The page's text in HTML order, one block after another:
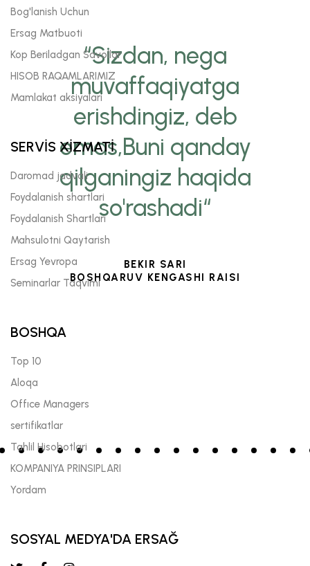
“Sizdan, nega
muvaffaqiyatga
erishdingiz, deb
emas,Buni qanday
qilganingiz haqida
so'rashadi“
BEKIR SARI
BOSHQARUV KENGASHI RAISI
Bog'lanish Uchun
Ersag Matbuoti
Kop Beriladgan Savollar
HISOB RAQAMLARIMIZ
Mamlakat aksiyalari
SERVİS XİZMATİ
Daromad jadvali
Foydalanish shartlari
Foydalanish Shartlari
Mahsulotni Qaytarish
Ersag Yevropa
Seminarlar Taqvimi
BOSHQA
Top 10
Aloqa
Offıce Managers
sertifikatlar
Tahlil Hisobotlari
KOMPANIYA PRINSIPLARI
Yordam
SOSYAL MEDYA'DA ERSAĞ